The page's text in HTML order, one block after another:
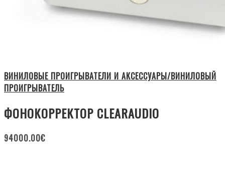
ВИНИЛОВЫЕ ПРОИГРЫВАТЕЛИ И АКСЕССУАРЫ/ВИНИЛОВЫЙ
ПРОИГРЫВАТЕЛЬ
ФОНОКОРРЕКТОР CLEARAUDIO
94000.00€